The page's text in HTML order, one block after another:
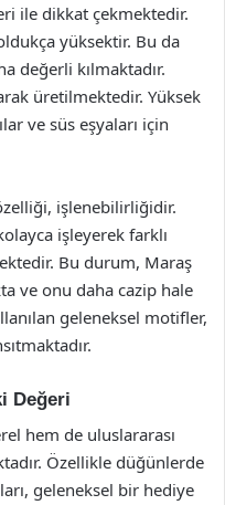
ile dikkat çekmektedir.
yüksektir. Bu da
değerli kılmaktadır.
üretilmektedir. Yüksek
ve süs eşyaları için
işlenebilirliğidir.
işleyerek farklı
Bu durum, Maraş
ve onu daha cazip hale
geleneksel motifler,
Değeri
hem de uluslararası
Özellikle düğünlerde
geleneksel bir hediye